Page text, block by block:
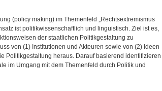
(policy making) im Themenfeld „Rechtsextremismus
ist politikwissenschaftlich und linguistisch. Ziel ist es,
der staatlichen Politikgestaltung zu
von (1) Institutionen und Akteuren sowie von (2) Ideen
Politikgestaltung heraus. Darauf basierend identifizieren
im Umgang mit dem Themenfeld durch Politik und